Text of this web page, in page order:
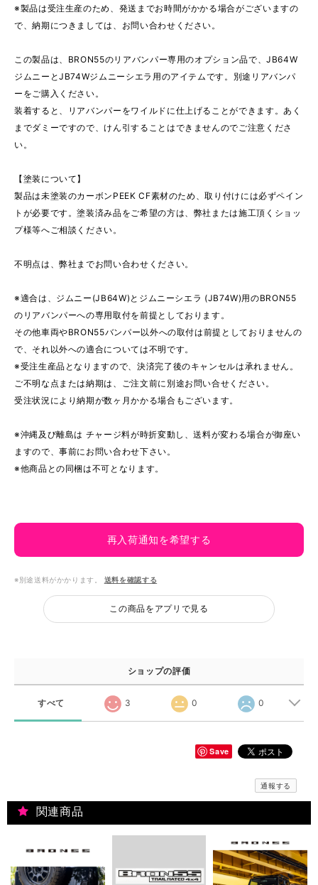
※製品は受注生産のため、発送までお時間がかかる場合がございますの
で、納期につきましては、お問い合わせください。
この製品は、BRON55のリアバンパー専用のオプション品で、JB64W
ジムニーとJB74Wジムニーシエラ用のアイテムです。別途リアバンパ
ーをご購入ください。
装着すると、リアバンパーをワイルドに仕上げることができます。あく
までダミーですので、けん引することはできませんのでご注意くださ
い。
【塗装について】
製品は未塗装のカーボンPEEK CF素材のため、取り付けには必ずペイン
トが必要です。塗装済み品をご希望の方は、弊社または施工頂くショッ
プ様等へご相談ください。
不明点は、弊社までお問い合わせください。
※適合は、ジムニー(JB64W)とジムニーシエラ (JB74W)用のBRON55
のリアバンパーへの専用取付を前提としております。
その他車両やBRON55バンパー以外への取付は前提としておりませんの
で、それ以外への適合については不明です。
※受注生産品となりますので、決済完了後のキャンセルは承れません。
ご不明な点または納期は、ご注文前に別途お問い合せください。
受注状況により納期が数ヶ月かかる場合もございます。
※沖縄及び離島は チャージ料が時折変動し、送料が変わる場合が御座い
ますので、事前にお問い合わせ下さい。
※他商品との同梱は不可となります。
再入荷通知を希望する
※別途送料がかかります。 送料を確認する
この商品をアプリで見る
ショップの評価
すべて 3 0 0
Save
通報する
関連商品